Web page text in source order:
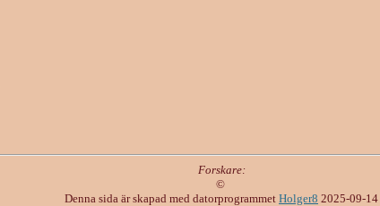
Forskare:
©
Denna sida är skapad med datorprogrammet Holger8 2025-09-14